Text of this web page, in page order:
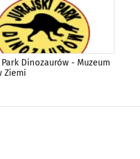
Park Dinozaurów - Muzeum
Ziemi